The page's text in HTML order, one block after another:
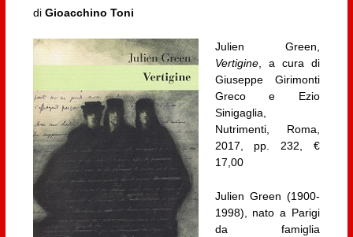
di Gioacchino Toni
Julien Green,
Vertigine, a cura di
Giuseppe Girimonti
Greco e Ezio
Sinigaglia,
Nutrimenti, Roma,
2017, pp. 232, €
17,00
Julien Green (1900-
1998), nato a Parigi
da famiglia